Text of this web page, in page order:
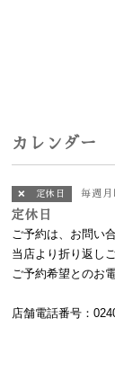
カレンダー
❌ 定休日 毎週月
定休日
ご予約は、お問い
当店より折り返し
ご予約希望とのお
店舗電話番号：